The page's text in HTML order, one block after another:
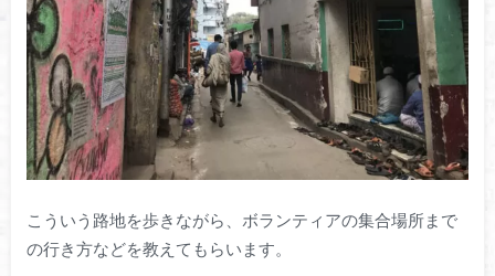
こういう路地を歩きながら、ボランティアの集合場所まで
の行き方などを教えてもらいます。